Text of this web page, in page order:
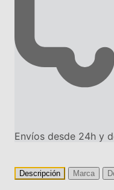
Envíos desde 24h y
Descripción Marca